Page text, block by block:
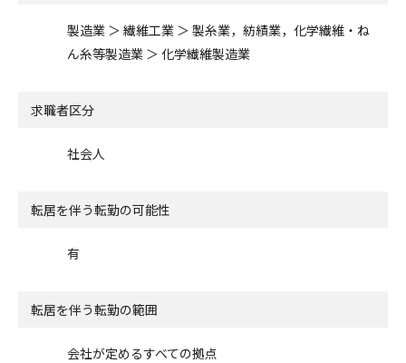
製造業 ＞ 繊維工業 ＞ 製糸業，紡績業，化学繊維・ね
ん糸等製造業 ＞ 化学繊維製造業
求職者区分
社会人
転居を伴う転勤の可能性
有
転居を伴う転勤の範囲
会社が定めるすべての拠点